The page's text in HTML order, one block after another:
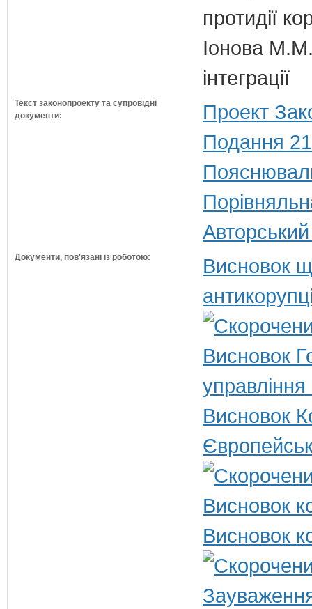
протидії
Іонова М.М.
інтеграції
Текст законопроекту та супровідні
документи:
Проект
Подання
Документи, пов'язані із роботою:
Висновок
Висновок
Висновок
Висновок
Висновок